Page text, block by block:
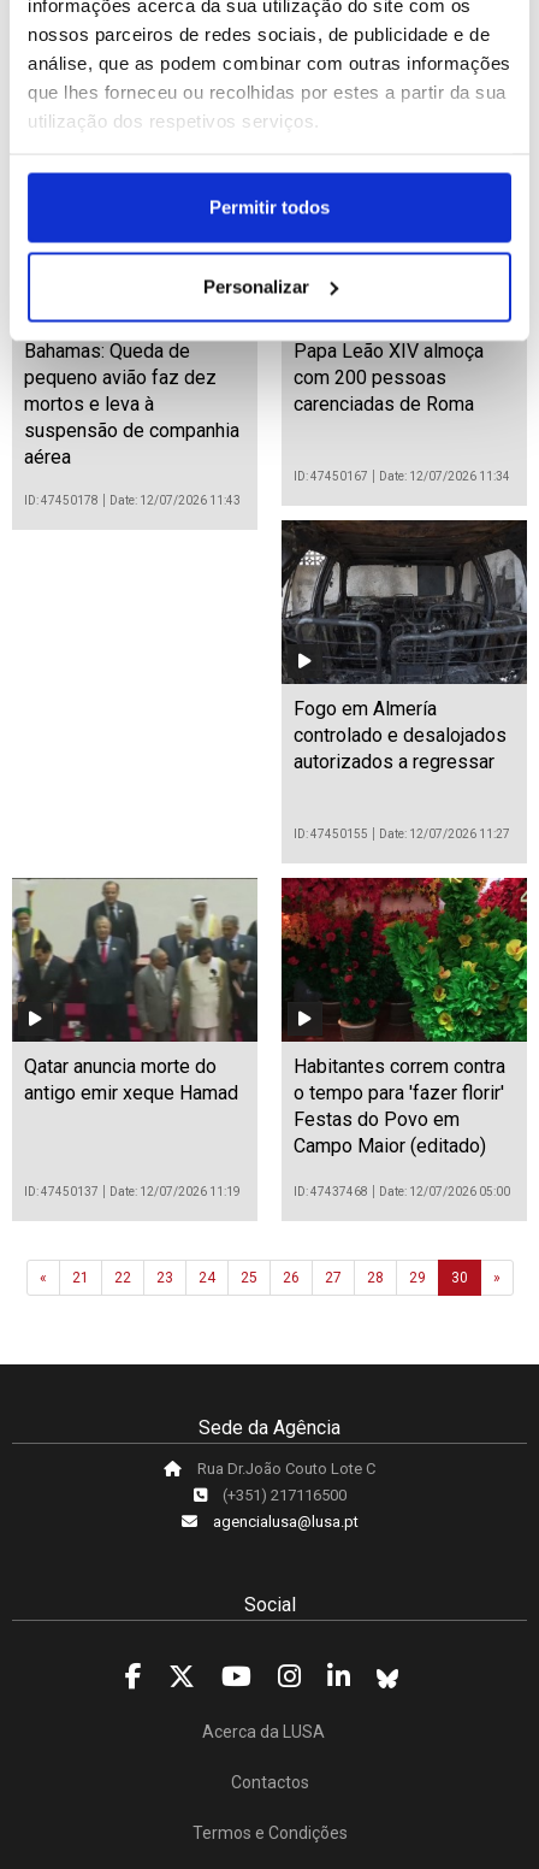
informações acerca da sua utilização do site com os
nossos parceiros de redes sociais, de publicidade e de
análise, que as podem combinar com outras informações
que lhes forneceu ou recolhidas por estes a partir da sua
utilização dos respetivos serviços.
Permitir todos
Personalizar
menos cinco feridos em
tiroteio durante festival
de rua em Toronto
ID: 47450203 Date: 12/07/2026 11:48
Número de mortos
aumenta para 4.333 e há
19 mil desalojados
ID: 47450200
Bahamas: Queda de
pequeno avião faz dez
mortos e leva à
suspensão de companhia
aérea
ID: 47450178 Date: 12/07/2026 11:43
Papa Leão XIV almoça
com 200 pessoas
carenciadas de Roma
ID: 47450167 Date: 12/07/2026 11:34
Fogo em Almería
controlado e desalojados
autorizados a regressar
ID: 47450155 Date: 12/07/2026 11:27
Qatar anuncia morte do
antigo emir xeque Hamad
ID: 47450137 Date: 12/07/2026 11:19
Habitantes correm contra
o tempo para 'fazer florir'
Festas do Povo em
Campo Maior (editado)
ID: 47437468 Date: 12/07/2026 05:00
«Previous
21 22 23 24 25 26 27 28 29 30 »Next
Sede da Agência
Rua Dr.João Couto Lote C
(+351) 217116500
agencialusa@lusa.pt
Social
Acerca da LUSA
Contactos
Termos e Condições